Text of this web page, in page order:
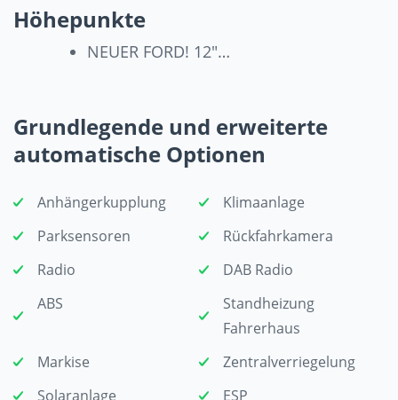
Höhepunkte
NEUER FORD! 12"…
Grundlegende und erweiterte
automatische Optionen
Anhängerkupplung
Klimaanlage
Parksensoren
Rückfahrkamera
Radio
DAB Radio
ABS
Standheizung
Fahrerhaus
Markise
Zentralverriegelung
Solaranlage
ESP